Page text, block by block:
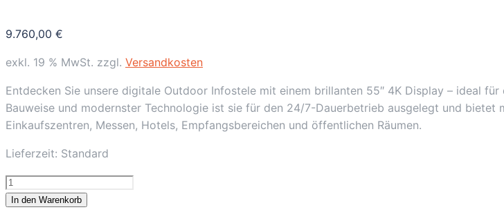
9.760,00 €
exkl. 19 % MwSt. zzgl. Versandkosten
Entdecken Sie unsere digitale Outdoor Infostele mit einem brillanten 55″ 4K Display – ideal
Bauweise und modernster Technologie ist sie für den 24/7-Dauerbetrieb ausgelegt und
Einkaufszentren, Messen, Hotels, Empfangsbereichen und öffentlichen Räumen.
Lieferzeit: Standard
55"
Digitale
In den Warenkorb